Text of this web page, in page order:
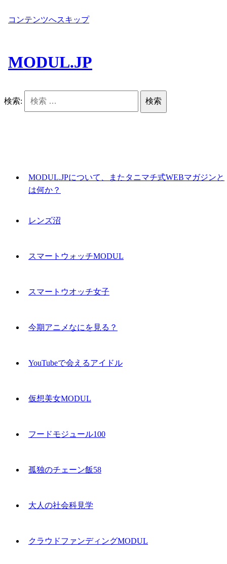
コンテンツへスキップ
MODUL.JP
検索:
MODUL.JPについて、またタニマチ式WEBマガジンと
は何か？
レンズ沼
スマートウォッチMODUL
スマートウオッチ女子
今期アニメなにを見る？
YouTubeで会えるアイドル
仮想美女MODUL
フードモジュール100
孤独のチェーン飯58
大人の社会科見学
クラウドファンディングMODUL